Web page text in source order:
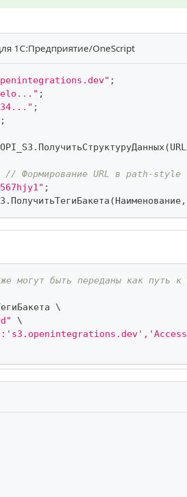
1С:Предприятие/OneScript
;
;
;
;
OPI_S3 . ПолучитьСтруктуруДанных(URL
// Формирование URL в path-style
;
. ПолучитьТегиБакета (Наименование,
могут быть переданы как путь
\
\